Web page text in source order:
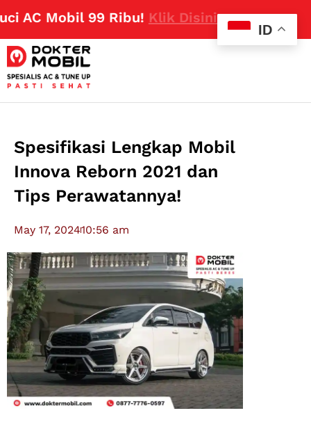
Mobil 99 Ribu!Klik Disini
Spesifikasi Lengkap Mobil
Innova Reborn 2021 dan
Tips Perawatannya!
May 17, 202410:56 am
ID